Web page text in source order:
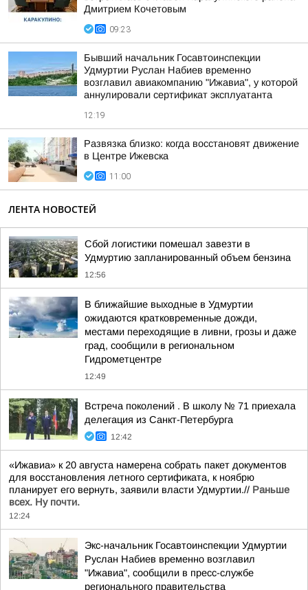
Дмитрием Кочетовым
09:23
Бывший начальник Госавтоинспекции
Удмуртии Руслан Набиев временно
возглавил авиакомпанию "Ижавиа", у которой
аннулировали сертификат эксплуатанта
12:19
Развязка близко: когда восстановят движение
в Центре Ижевска
11:00
ЛЕНТА НОВОСТЕЙ
Сбой логистики помешал завезти в
Удмуртию запланированный объем бензина
12:56
В ближайшие выходные в Удмуртии
ожидаются кратковременные дожди,
местами переходящие в ливни, грозы и даже
град, сообщили в региональном
Гидрометцентре
12:49
Встреча поколений . В школу № 71 приехала
делегация из Санкт-Петербурга
12:42
«Ижавиа» к 20 августа намерена собрать пакет документов
для восстановления летного сертификата, к ноябрю
планирует его вернуть, заявили власти Удмуртии.// Раньше
всех. Ну почти.
12:24
Экс-начальник Госавтоинспекции Удмуртии
Руслан Набиев временно возглавил
"Ижавиа", сообщили в пресс-службе
регионального правительства